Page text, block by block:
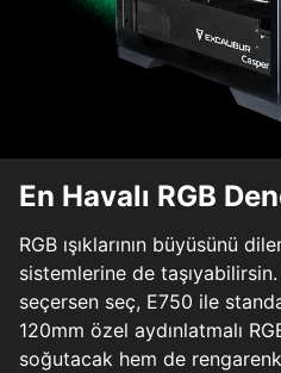
En Havalı RGB
RGB ışıklarının büyüsünü
sistemlerine de
seçersen seç, E750 ile
120mm özel aydınlatmalı
soğutacak hem de